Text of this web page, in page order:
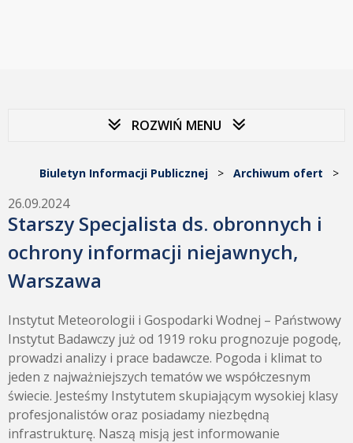
ROZWIŃ MENU
Biuletyn Informacji Publicznej > Archiwum ofert >
26.09.2024
Starszy Specjalista ds. obronnych i
ochrony informacji niejawnych,
Warszawa
Instytut Meteorologii i Gospodarki Wodnej – Państwowy
Instytut Badawczy już od 1919 roku prognozuje pogodę,
prowadzi analizy i prace badawcze. Pogoda i klimat to
jeden z najważniejszych tematów we współczesnym
świecie. Jesteśmy Instytutem skupiającym wysokiej klasy
profesjonalistów oraz posiadamy niezbędną
infrastrukturę. Naszą misją jest informowanie